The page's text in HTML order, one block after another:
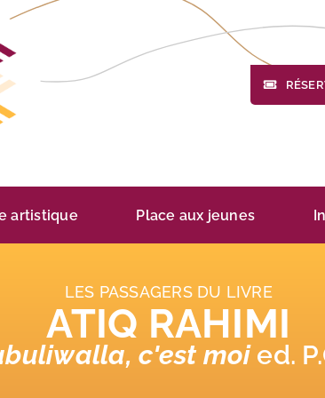
artistique Place aux jeunes
LES PASSAGERS DU LIVRE
ATIQ RAHIMI
c'est moied.